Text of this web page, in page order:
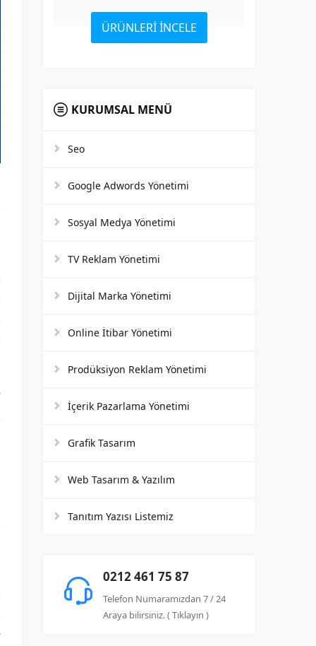
ÜRÜNLERİ İNCELE
KURUMSAL MENÜ
Seo
Google Adwords Yönetimi
Sosyal Medya Yönetimi
TV Reklam Yönetimi
Dijital Marka Yönetimi
Online İtibar Yönetimi
Prodüksiyon Reklam Yönetimi
İçerik Pazarlama Yönetimi
Grafik Tasarım
Web Tasarım & Yazılım
Tanıtım Yazısı Listemiz
0212 461 75 87
Telefon Numaramızdan 7 / 24
Araya bilirsiniz. ( Tıklayın )